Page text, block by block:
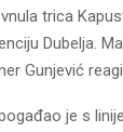
trica
Dubelja.
Gunjević
je s